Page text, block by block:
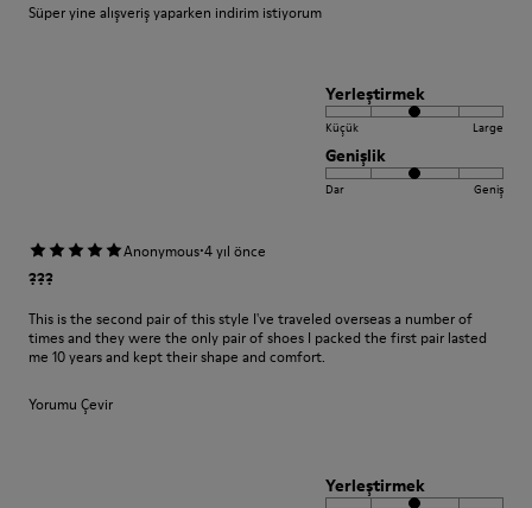
Süper yine alışveriş yaparken indirim istiyorum
Yerleştirmek
Küçük Large
Genişlik
Dar Geniş
Anonymous·4 yıl önce
???
This is the second pair of this style I've traveled overseas a number of
times and they were the only pair of shoes I packed the first pair lasted
me 10 years and kept their shape and comfort.
Yorumu Çevir
Yerleştirmek